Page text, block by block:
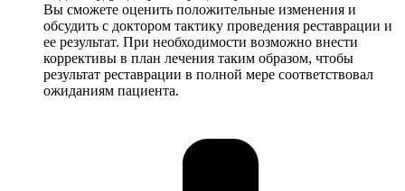
Вы сможете оценить положительные изменения и
обсудить с доктором тактику проведения реставрации и
ее результат. При необходимости возможно внести
коррективы в план лечения таким образом, чтобы
результат реставрации в полной мере соответствовал
ожиданиям пациента.